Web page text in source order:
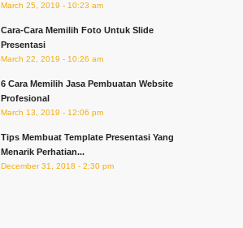
March 25, 2019 - 10:23 am
Cara-Cara Memilih Foto Untuk Slide
Presentasi
March 22, 2019 - 10:26 am
6 Cara Memilih Jasa Pembuatan Website
Profesional
March 13, 2019 - 12:06 pm
Tips Membuat Template Presentasi Yang
Menarik Perhatian...
December 31, 2018 - 2:30 pm